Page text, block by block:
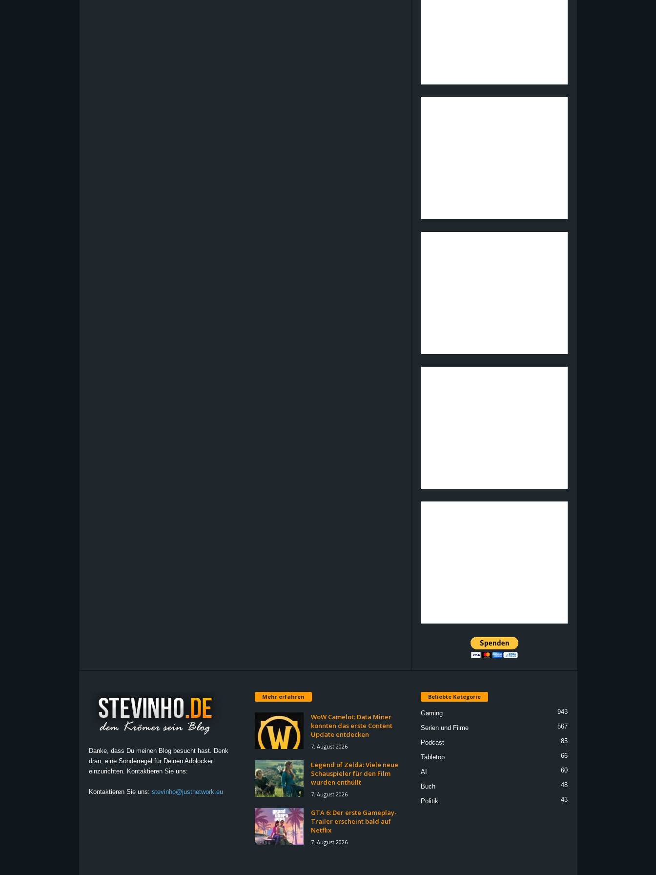
Danke, dass Du meinen Blog besucht hast. Denk
dran, eine Sonderregel für Deinen Adblocker
einzurichten. Kontaktieren Sie uns:
Kontaktieren Sie uns: stevinho@justnetwork.eu
Mehr erfahren
WoW Camelot: Data Miner
konnten das erste Content
Update entdecken
7. August 2026
Legend of Zelda: Viele neue
Schauspieler für den Film
wurden enthüllt
7. August 2026
GTA 6: Der erste Gameplay-
Trailer erscheint bald auf
Netflix
7. August 2026
Beliebte Kategorie
Gaming 943
Serien und Filme 567
Podcast 85
Tabletop 66
AI 60
Buch 48
Politik 43